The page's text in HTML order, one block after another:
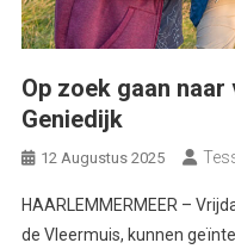
Op zoek gaan
Geniedijk
12 Augustus 2025
HAARLEMMERMEER –
de Vleermuis, kunnen